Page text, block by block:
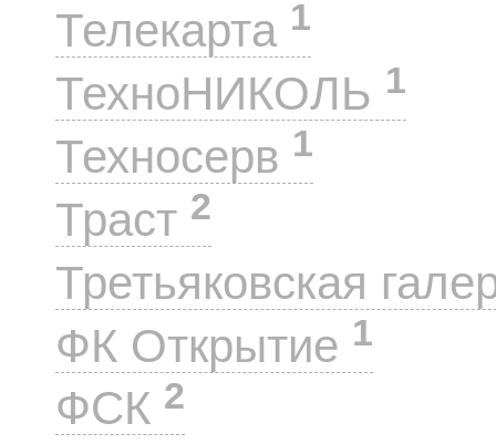
Телекарта 1
ТехноНИКОЛЬ 1
Техносерв 1
Траст 2
Третьяковская
ФК Открытие 1
ФСК 2